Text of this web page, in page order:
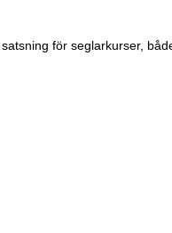
för seglarkurser,